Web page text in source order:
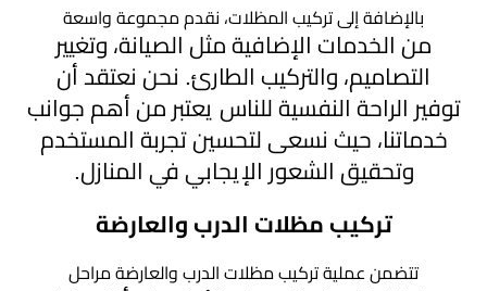
بالإضافة إلى تركيب المظلات، نقدم مجموعة واسعة
من الخدمات الإضافية مثل الصيانة، وتغيير
التصاميم، والتركيب الطارئ. نحن نعتقد أن
توفير الراحة النفسية للناس يعتبر من أهم جوانب
خدماتنا، حيث نسعى لتحسين تجربة المستخدم
وتحقيق الشعور الإيجابي في المنازل.
تركيب مظلات الدرب والعارضة
تتضمن عملية تركيب مظلات الدرب والعارضة مراحل